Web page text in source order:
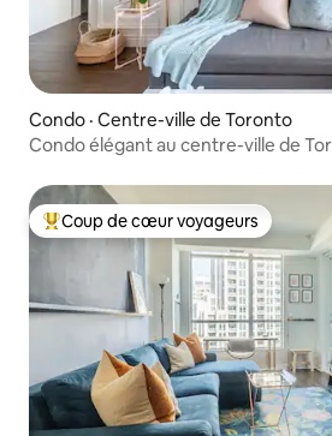
Condo · Centre-ville de Toronto
Condo élégant au centre-ville de
Coup de cœur voyageurs parmi les
Coup de cœur voyageurs